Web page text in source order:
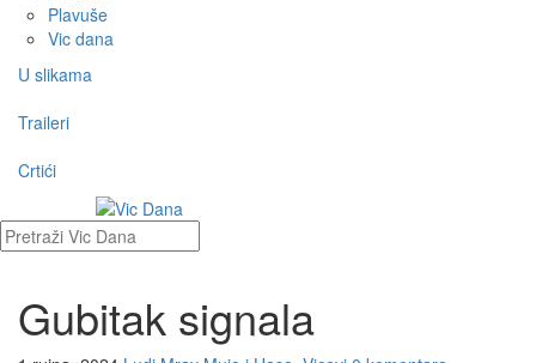
Plavuše
Vic dana
U slikama
Traileri
Crtići
Gubitak signala